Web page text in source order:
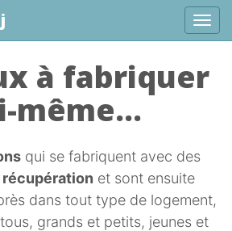
à fabriquer
même...
qui se fabriquent avec des
et sont ensuite
dans tout type de logement,
grands et petits, jeunes et